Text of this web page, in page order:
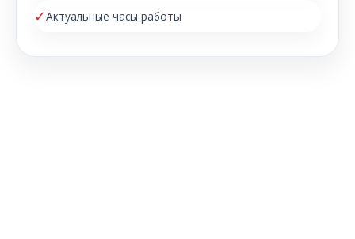
✓Актуальные часы работы